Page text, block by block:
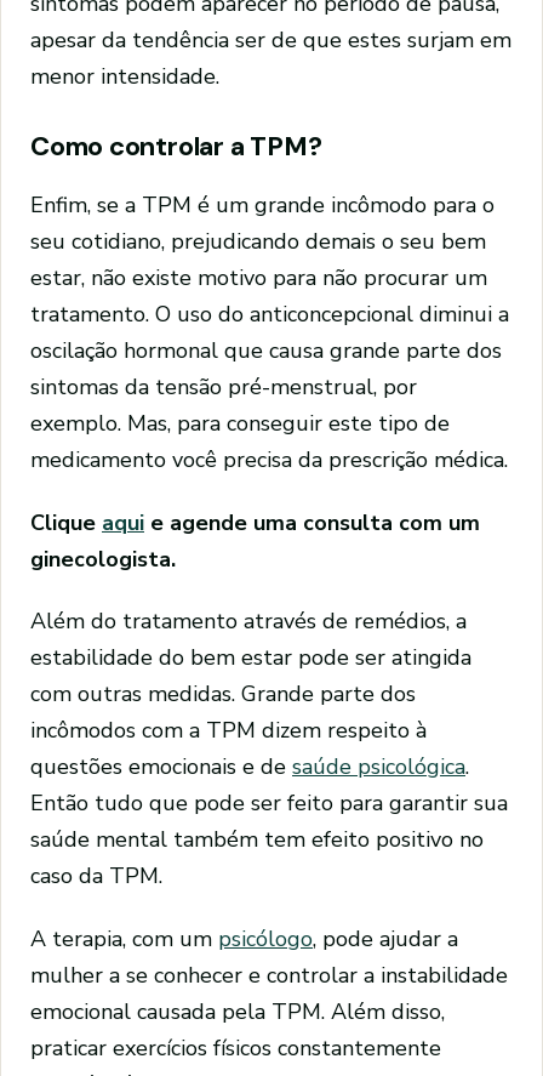
apesar da tendência ser de que estes surjam em
menor intensidade.
Como controlar a TPM?
Enfim, se a TPM é um grande incômodo para o
seu cotidiano, prejudicando demais o seu bem
estar, não existe motivo para não procurar um
tratamento. O uso do anticoncepcional diminui a
oscilação hormonal que causa grande parte dos
sintomas da tensão pré-menstrual, por
exemplo. Mas, para conseguir este tipo de
medicamento você precisa da prescrição médica.
Clique aqui e agende uma consulta com um
ginecologista.
Além do tratamento através de remédios, a
estabilidade do bem estar pode ser atingida
com outras medidas. Grande parte dos
incômodos com a TPM dizem respeito à
questões emocionais e de saúde psicológica.
Então tudo que pode ser feito para garantir sua
saúde mental também tem efeito positivo no
caso da TPM.
A terapia, com um psicólogo, pode ajudar a
mulher a se conhecer e controlar a instabilidade
emocional causada pela TPM. Além disso,
praticar exercícios físicos constantemente